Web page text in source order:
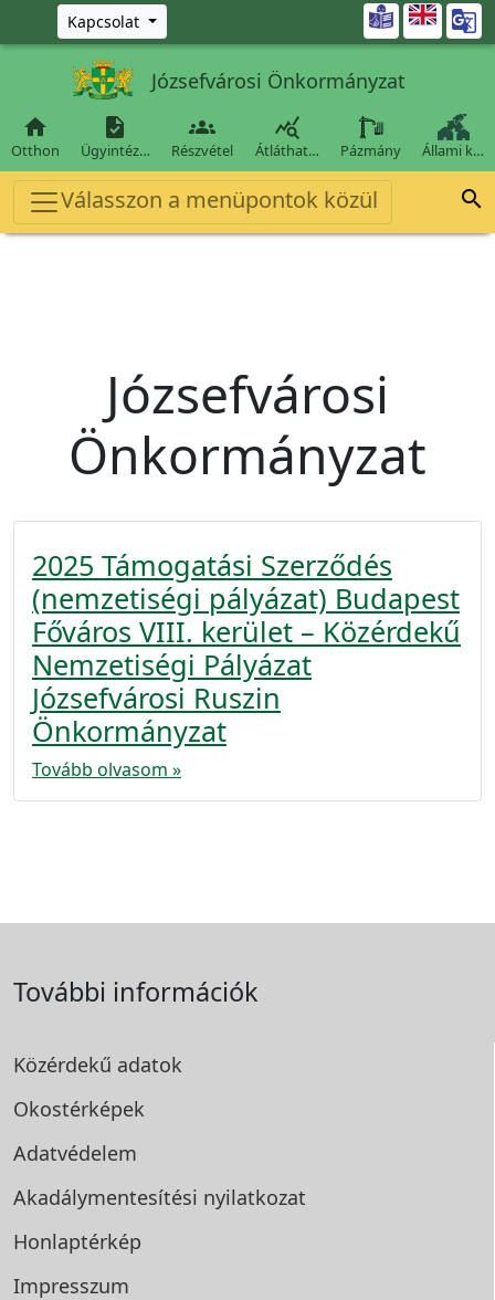
Ugrás a fő tartalomra
Kapcsolat 
Józsefvárosi Önkormányzat

Otthon

Ügyintéz…

Részvétel

Átláthat… Pázmány Állami k…
Válasszon a menüpontok közül 
Józsefvárosi
Önkormányzat
2025 Támogatási Szerződés
(nemzetiségi pályázat) Budapest
Főváros VIII. kerület – Közérdekű
Nemzetiségi Pályázat
Józsefvárosi Ruszin
Önkormányzat
Tovább olvasom »
További információk
Közérdekű adatok
Okostérképek
Adatvédelem
Akadálymentesítési nyilatkozat
Honlaptérkép
Impresszum